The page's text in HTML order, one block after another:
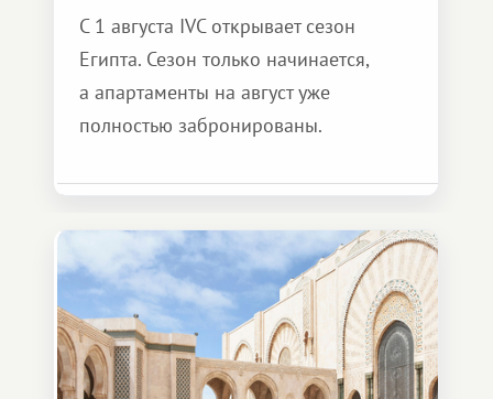
С 1 августа IVC открывает сезон
Египта. Сезон только начинается,
а апартаменты на август уже
полностью забронированы.